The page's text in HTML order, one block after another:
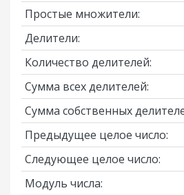
Простые множители:
Делители:
Количество делителей:
Сумма всех делителей:
Сумма собственных
Предыдущее целое число:
Следующее целое число:
Модуль числа: